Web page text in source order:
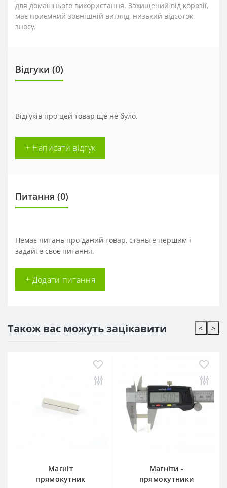
для домашнього використання. Захищений від корозії,
має приємний зовнішній вигляд, низький відсоток
зносу.
Відгуки (0)
Відгуків про цей товар ще не було.
+ Написати відгук
Питання (0)
Немає питань про даний товар, станьте першим і
задайте своє питання.
+ Додати питання
Також вас можуть зацікавити <
Магніт
прямокутник
Магніти -
прямокутники
>